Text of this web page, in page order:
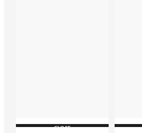
CLOSE